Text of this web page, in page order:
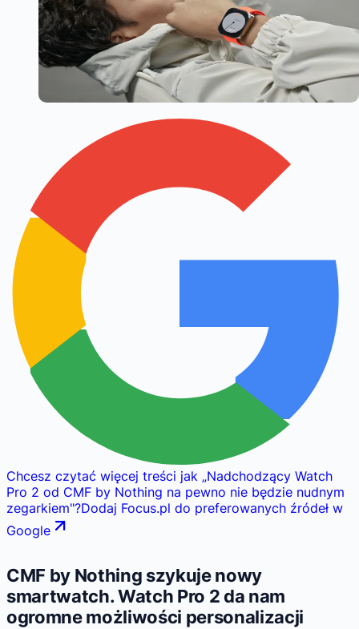
Chcesz czytać więcej treści jak „Nadchodzący Watch
Pro 2 od CMF by Nothing na pewno nie będzie nudnym
zegarkiem"?Dodaj Focus.pl do preferowanych źródeł w
Google
CMF by Nothing szykuje nowy
smartwatch. Watch Pro 2 da nam
ogromne możliwości personalizacji